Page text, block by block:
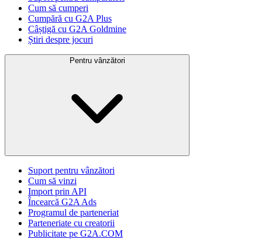
Cum să cumperi
Cumpără cu G2A Plus
Câștigă cu G2A Goldmine
Știri despre jocuri
Pentru vânzători
Suport pentru vânzători
Cum să vinzi
Import prin API
Încearcă G2A Ads
Programul de parteneriat
Parteneriate cu creatorii
Publicitate pe G2A.COM